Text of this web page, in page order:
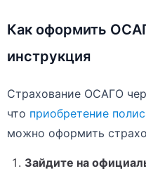
Как оформить
инструкция
Страхование ОСАГО
что приобретение
можно оформить
Зайдите на